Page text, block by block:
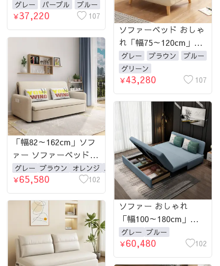
ジ ブラウン 幅0.68-1.5
ｍ 1人掛け 2人掛け
グレー パープル
ブルー
￥37,220 107
ソファーベッド おしゃ
れ「幅75～120cm」ソ
ファー 1人掛け 2人掛
け ウレタン 無垢材 北
欧 コンパクト-fsx-995
グレー ブラウン
ブルー
グリーン
￥43,280 107
「幅82～162cm」ソフ
ァー ソファーベッド 1
人掛け 2人掛け 3人掛
け 収納付き ウレタン
天然木 北欧 コンパク
ト-fsx-999
グレー ブラウン オレンジ パープル ブルー グリーン
￥65,580 102
ソファー おしゃれ
「幅100～180cm」ソフ
ァーベッド 1人掛け 2
人掛け 3人掛け 収納付
き ウレタン 天然木 北
グレー ブルー
￥60,480 102